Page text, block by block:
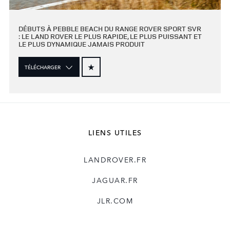
DÉBUTS À PEBBLE BEACH DU RANGE ROVER SPORT SVR
: LE LAND ROVER LE PLUS RAPIDE, LE PLUS PUISSANT ET
LE PLUS DYNAMIQUE JAMAIS PRODUIT
TÉLÉCHARGER
LIENS UTILES
LANDROVER.FR
JAGUAR.FR
JLR.COM